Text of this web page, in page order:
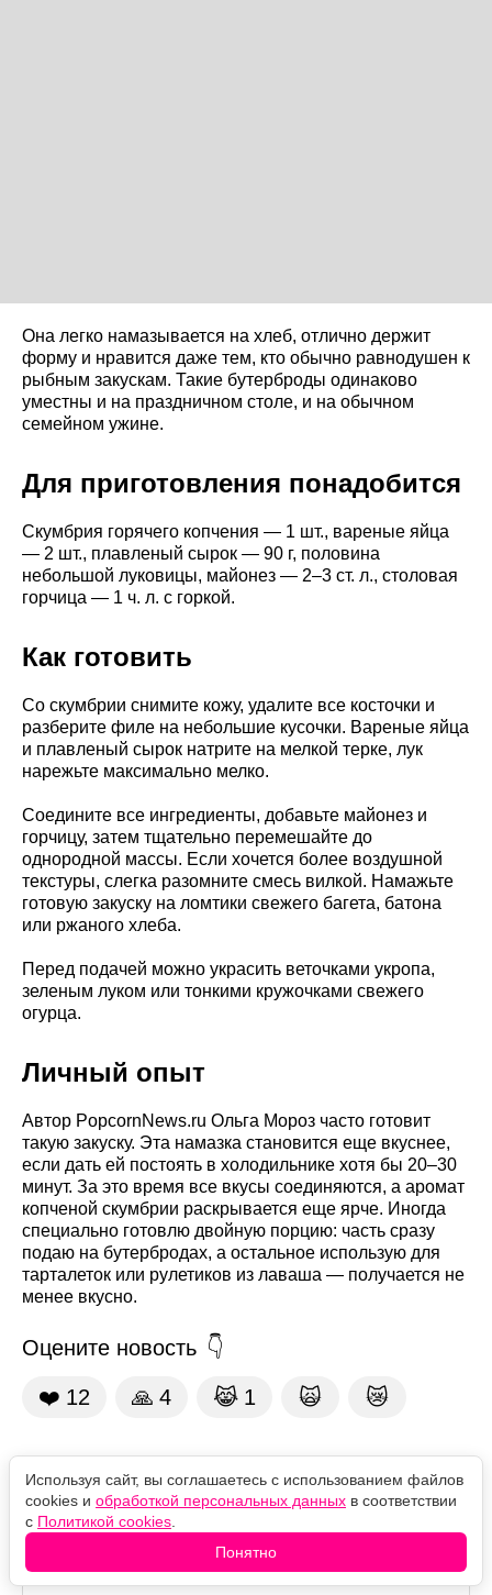
Она легко намазывается на хлеб, отлично держит
форму и нравится даже тем, кто обычно равнодушен к
рыбным закускам. Такие бутерброды одинаково
уместны и на праздничном столе, и на обычном
семейном ужине.
Для приготовления понадобится
Скумбрия горячего копчения — 1 шт., вареные яйца
— 2 шт., плавленый сырок — 90 г, половина
небольшой луковицы, майонез — 2–3 ст. л., столовая
горчица — 1 ч. л. с горкой.
Как готовить
Со скумбрии снимите кожу, удалите все косточки и
разберите филе на небольшие кусочки. Вареные яйца
и плавленый сырок натрите на мелкой терке, лук
нарежьте максимально мелко.
Соедините все ингредиенты, добавьте майонез и
горчицу, затем тщательно перемешайте до
однородной массы. Если хочется более воздушной
текстуры, слегка разомните смесь вилкой. Намажьте
готовую закуску на ломтики свежего багета, батона
или ржаного хлеба.
Перед подачей можно украсить веточками укропа,
зеленым луком или тонкими кружочками свежего
огурца.
Личный опыт
Автор PopcornNews.ru Ольга Мороз часто готовит
такую закуску. Эта намазка становится еще вкуснее,
если дать ей постоять в холодильнике хотя бы 20–30
минут. За это время все вкусы соединяются, а аромат
копченой скумбрии раскрывается еще ярче. Иногда
специально готовлю двойную порцию: часть сразу
подаю на бутербродах, а остальное использую для
тарталеток или рулетиков из лаваша — получается не
менее вкусно.
Оцените новость
❤️ 12 🙏 4 😹 1 🙀 😿
Комментарии
Используя сайт, вы соглашаетесь с использованием файлов
cookies и обработкой персональных данных в соответствии
с Политикой cookies
Понятно